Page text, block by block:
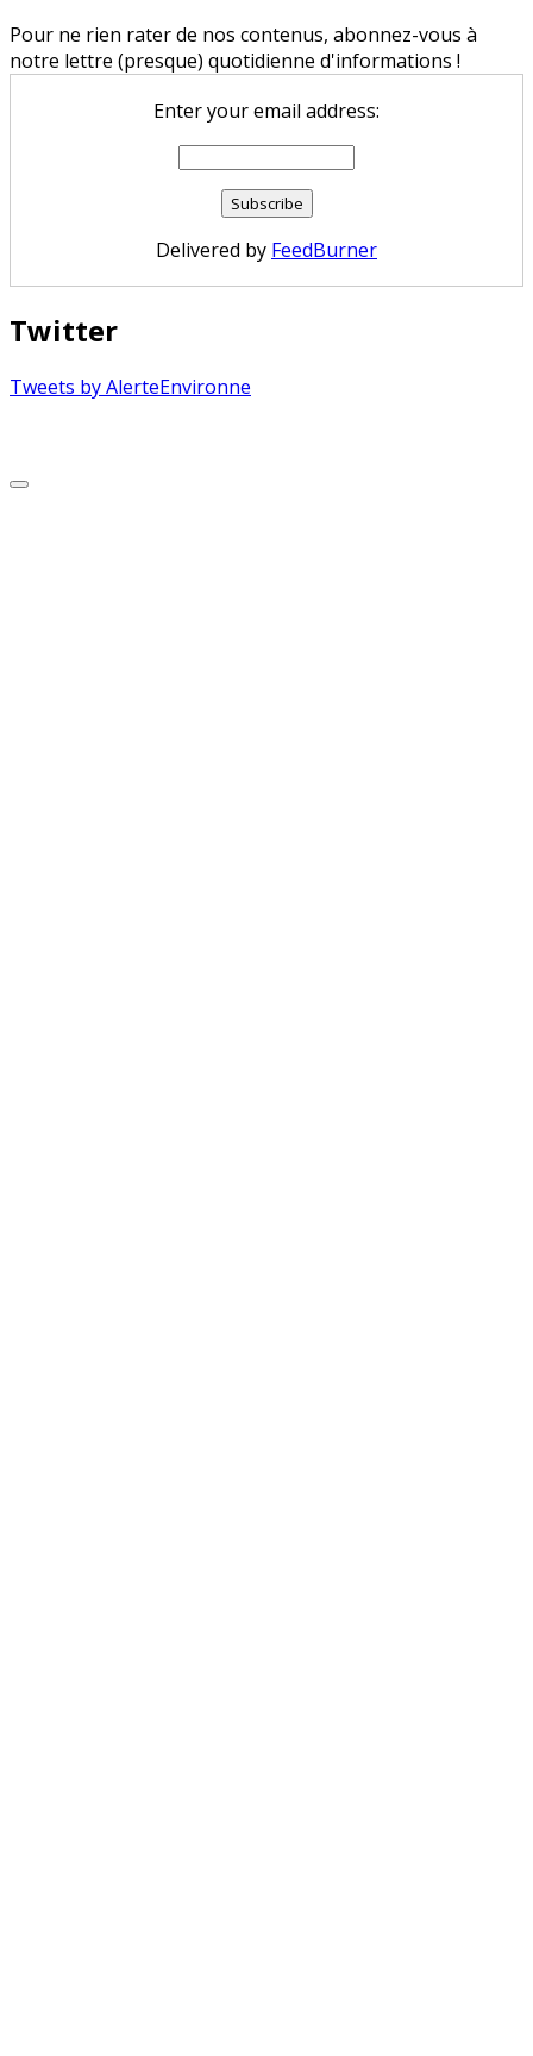
Pour ne rien rater de nos contenus, abonnez-vous à
notre lettre (presque) quotidienne d'informations !
Enter your email address:
Delivered by FeedBurner
Twitter
Tweets by AlerteEnvironne
Scroll